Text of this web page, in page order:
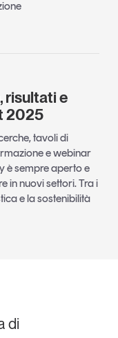
risultati e
2025
tavoli di
e webinar
è sempre aperto e
in nuovi settori. Tra i
e la sostenibilità
di